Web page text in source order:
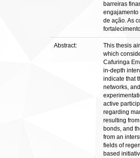
barreiras
engajamento
de ação. As
Abstract:
This thesis
which
Cafuringa
in-depth
indicate that
networks,
active
regarding
resulting
bonds, and
from an
fields of
based